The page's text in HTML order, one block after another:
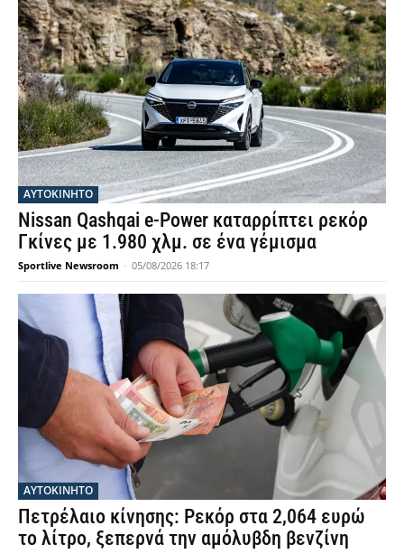
ΑΥΤΟΚΙΝΗΤΟ
Nissan Qashqai e-Power καταρρίπτει ρεκόρ
Γκίνες με 1.980 χλμ. σε ένα γέμισμα
Sportlive Newsroom - 05/08/2026 18:17
ΑΥΤΟΚΙΝΗΤΟ
Πετρέλαιο κίνησης: Ρεκόρ στα 2,064 ευρώ
το λίτρο, ξεπερνά την αμόλυβδη βενζίνη